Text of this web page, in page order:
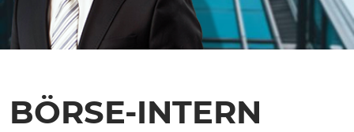
BÖRSE-INTERN